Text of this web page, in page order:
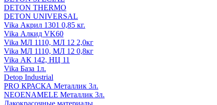
DETON THERMO
DETON UNIVERSAL
Vika Акрил 1301 0,85 кг.
Vika Алкид VK60
Vika МЛ 1110, МЛ 12 2,0кг
Vika МЛ 1110, МЛ 12 0,8кг
Vika АК 142, НЦ 11
Vika База 1л.
Detop Industrial
PRO КРАСКА Металлик 3л.
NEOENAMELE Металлик 3л.
Лакокрасочные материалы